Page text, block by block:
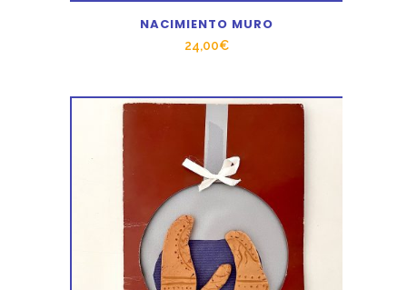
NACIMIENTO MURO
24,00€